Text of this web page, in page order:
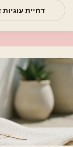
כרוגית
דחיית